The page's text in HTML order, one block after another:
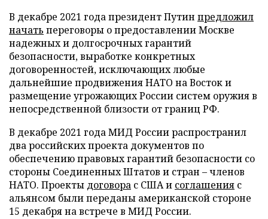
В декабре 2021 года президент Путин предложил
начать переговоры о предоставлении Москве
надежных и долгосрочных гарантий
безопасности, выработке конкретных
договоренностей, исключающих любые
дальнейшие продвижения НАТО на Восток и
размещение угрожающих России систем оружия в
непосредственной близости от границ РФ.
В декабре 2021 года МИД России распространил
два российских проекта документов по
обеспечению правовых гарантий безопасности со
стороны Соединенных Штатов и стран – членов
НАТО. Проекты договора с США и соглашения с
альянсом были переданы американской стороне
15 декабря на встрече в МИД России.